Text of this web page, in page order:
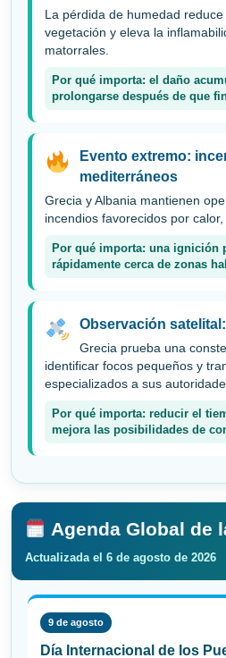
La pérdida de humedad
vegetación y eleva la
matorrales.
Por qué importa: el daño
prolongarse después de que
Evento extremo:
mediterráneos
Grecia y Albania mantienen
incendios favorecidos por
Por qué importa: una ignición
rápidamente cerca de zonas
Observación
Grecia prueba una
identificar focos pequeños y
especializados a sus
Por qué importa: reducir el
mejora las posibilidades de
Agenda Global de
Actualizada el 6 de agosto de 2026
9 de agosto
Día Internacional de los